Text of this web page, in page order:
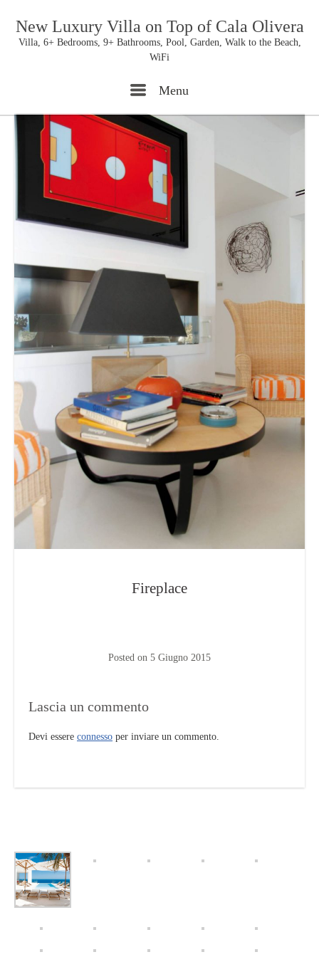
New Luxury Villa on Top of Cala Olivera
Villa, 6+ Bedrooms, 9+ Bathrooms, Pool, Garden, Walk to the Beach,
WiFi
Menu
Fireplace
Posted on 5 Giugno 2015
Lascia un commento
Devi essere connesso per inviare un commento.